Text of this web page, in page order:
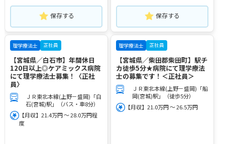
保存する 保存する
理学療法士 正社員
【宮城県／白石市】年間休日
120日以上◎ケアミックス病院
にて理学療法士募集！〈正社
員〉
ＪＲ東北本線(上野－盛岡)「白
石(宮城)駅」（バス・車8分）
【月収】21.4万円 ～ 28.0万円程
度
理学療法士 正社員
【宮城県／柴田郡柴田町】駅チ
カ徒歩5分★病院にて理学療法
士の募集です！＜正社員＞
ＪＲ東北本線(上野－盛岡)「船
岡(宮城)駅」（徒歩5分）
【月収】21.0万円 ～ 26.5万円